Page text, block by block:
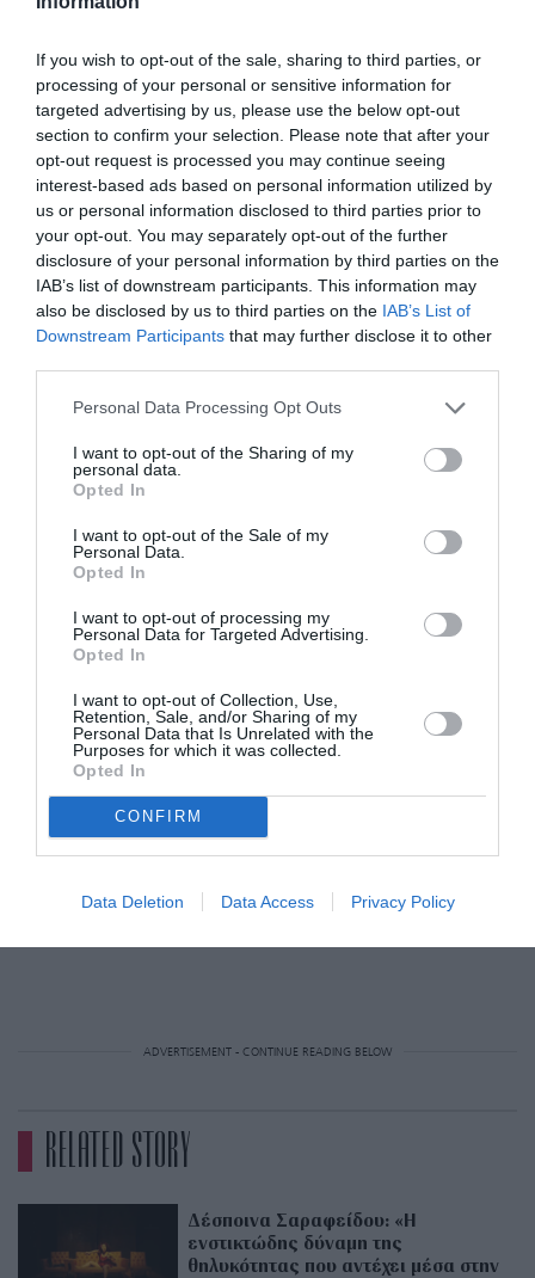
If you wish to opt-out of the sale, sharing to third parties, or
processing of your personal or sensitive information for
targeted advertising by us, please use the below opt-out
section to confirm your selection. Please note that after your
opt-out request is processed you may continue seeing
interest-based ads based on personal information utilized by
us or personal information disclosed to third parties prior to
your opt-out. You may separately opt-out of the further
disclosure of your personal information by third parties on the
IAB’s list of downstream participants. This information may
also be disclosed by us to third parties on the IAB’s List of
Downstream Participants that may further disclose it to other
Personal Data Processing Opt Outs
I want to opt-out of the Sharing of my
personal data.
Opted In
I want to opt-out of the Sale of my
Personal Data.
Opted In
I want to opt-out of processing my
Personal Data for Targeted Advertising.
Opted In
I want to opt-out of Collection, Use,
Retention, Sale, and/or Sharing of my
Personal Data that Is Unrelated with the
Purposes for which it was collected.
Opted In
CONFIRM
Data Deletion Data Access Privacy Policy
σημείο είναι η έλλειψη εξοικείωσης με τυφλούς.
Τους 2 μήνες που έμεινα στη
Σίφνο έζησα
μερικές όμορφες εμπειρίες μεανθρώπουςπου
μεεξυπηρέτησαννα βρω το δρόμο προς τη
θάλασσα, πίσω στο τραπέζι μου, ενώ μανάβηδες
διάλεξαν για εμένα με φροντίδα τα τρόφιμα.
Οιδρόμοιδεν είναιπροσβάσιμοι, αντιθέτως
είναι επικίνδυνοι. Στον κυρίως πεζόδρομο
γινόντουσαν έργα αλλά πάντα ένας εργάτης
με έπαιρνε από το μπράτσο να με κατευθύνει.
Το ίδιο και στη διασταύρωση του λεωφορείου
στην Απολλωνία. Ο ελεγκτής κατέβαινε για να
περάσουμε μαζί απέναντι. Οι κίνδυνοι το
έκαναν πολύαγχωτικό
να παίρνω μαζί μου στη
μου, γι’ αυτό μοιραζόμασταν το πρωί και το
βράδυ τις στιγμές μας στο χωριό
Δες τηνανάρτηση :
ADVERTISEMENT - CONTINUE READING BELOW
RELATED STORY
Δέσποινα Σαραφείδου: «Η
ενστικτώδης δύναμη της
θηλυκότητας που αντέχει μέσα στην